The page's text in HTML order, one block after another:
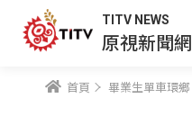
TITV NEWS
原視新聞網
首頁 畢業生單車環鄉